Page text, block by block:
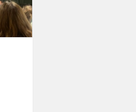
Runway“
atstovė